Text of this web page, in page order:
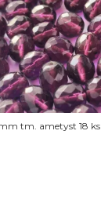
tm. ametyst 18 ks